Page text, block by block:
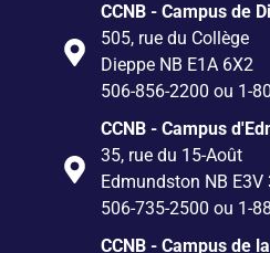
CCNB - Campus de
505, rue du Collège
Dieppe NB E1A 6X2
506-856-2200 ou 1-
CCNB - Campus
35, rue du 15-Août
Edmundston NB E3V
506-735-2500 ou 1-
CCNB - Campus de